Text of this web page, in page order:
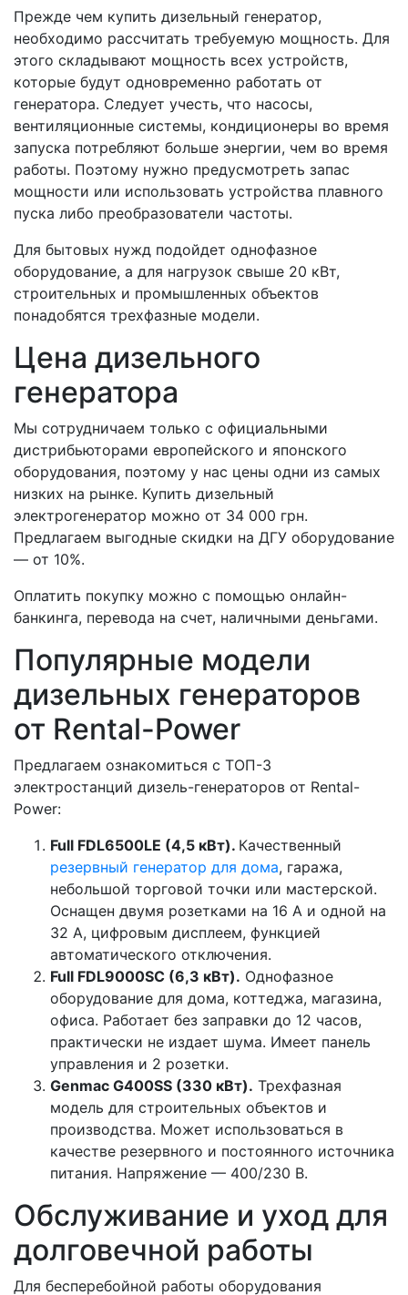
Прежде чем купить дизельный генератор,
необходимо рассчитать требуемую мощность. Для
этого складывают мощность всех устройств,
которые будут одновременно работать от
генератора. Следует учесть, что насосы,
вентиляционные системы, кондиционеры во время
запуска потребляют больше энергии, чем во время
работы. Поэтому нужно предусмотреть запас
мощности или использовать устройства плавного
пуска либо преобразователи частоты.
Для бытовых нужд подойдет однофазное
оборудование, а для нагрузок свыше 20 кВт,
строительных и промышленных объектов
понадобятся трехфазные модели.
Цена дизельного
генератора
Мы сотрудничаем только с официальными
дистрибьюторами европейского и японского
оборудования, поэтому у нас цены одни из самых
низких на рынке. Купить дизельный
электрогенератор можно от 34 000 грн.
Предлагаем выгодные скидки на ДГУ оборудование
— от 10%.
Оплатить покупку можно с помощью онлайн-
банкинга, перевода на счет, наличными деньгами.
Популярные модели
дизельных генераторов
от Rental-Power
Предлагаем ознакомиться с ТОП-3
электростанций дизель-генераторов от Rental-
Power:
Full FDL6500LE (4,5 кВт). Качественный
резервный генератор для дома, гаража,
небольшой торговой точки или мастерской.
Оснащен двумя розетками на 16 А и одной на
32 А, цифровым дисплеем, функцией
автоматического отключения.
Full FDL9000SC (6,3 кВт). Однофазное
оборудование для дома, коттеджа, магазина,
офиса. Работает без заправки до 12 часов,
практически не издает шума. Имеет панель
управления и 2 розетки.
Genmac G400SS (330 кВт). Трехфазная
модель для строительных объектов и
производства. Может использоваться в
качестве резервного и постоянного источника
питания. Напряжение — 400/230 В.
Обслуживание и уход для
долговечной работы
Для бесперебойной работы оборудования